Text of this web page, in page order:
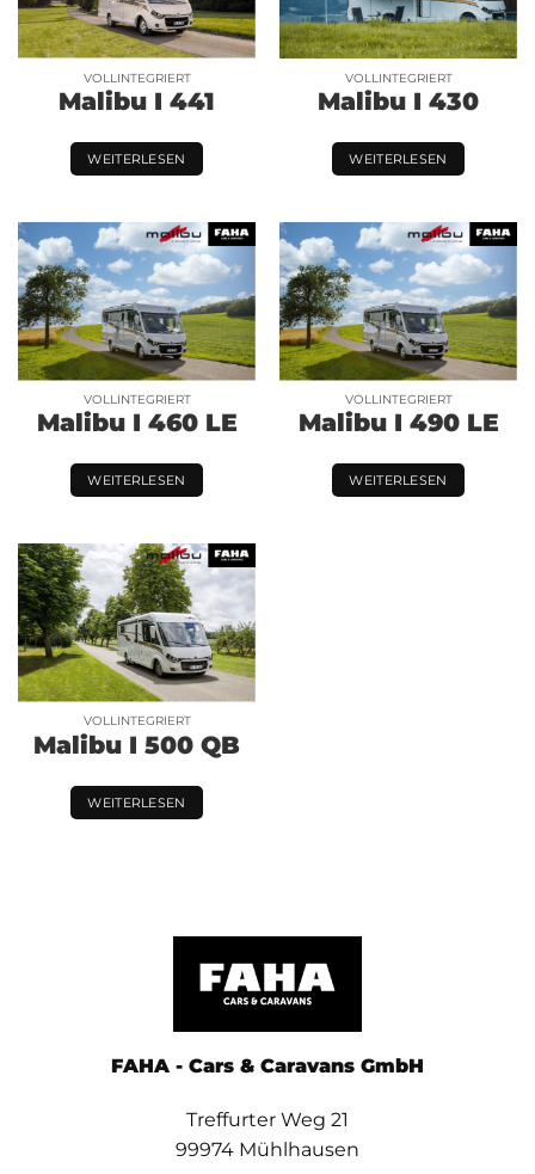
VOLLINTEGRIERT
Malibu I 441
WEITERLESEN
VOLLINTEGRIERT
Malibu I 430
WEITERLESEN
VOLLINTEGRIERT
Malibu I 460 LE
WEITERLESEN
VOLLINTEGRIERT
Malibu I 490 LE
WEITERLESEN
VOLLINTEGRIERT
Malibu I 500 QB
WEITERLESEN
FAHA - Cars & Caravans GmbH
Treffurter Weg 21
99974 Mühlhausen